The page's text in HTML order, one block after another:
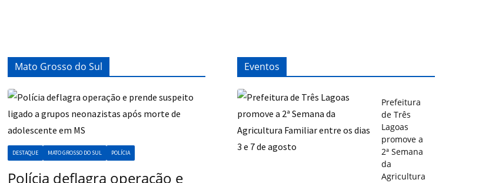
Mato Grosso do Sul
DESTAQUE MATO GROSSO DO SUL POLÍCIA
Polícia deflagra operação e
Eventos
Prefeitura
de Três
Lagoas
promove a
2ª Semana
da
Agricultura